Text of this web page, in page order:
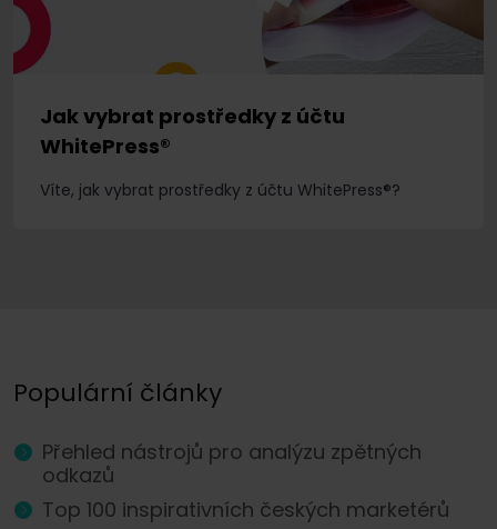
Jak vybrat prostředky z účtu
WhitePress®
Víte, jak vybrat prostředky z účtu WhitePress®?
Populární články
Přehled nástrojů pro analýzu zpětných
odkazů
Top 100 inspirativních českých marketérů